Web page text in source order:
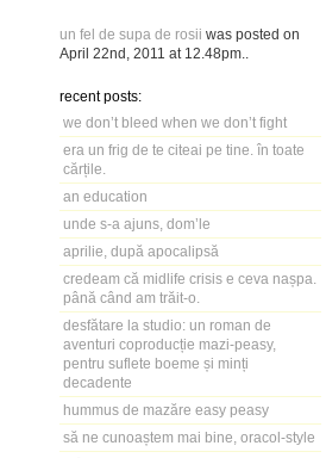
un fel de supa de rosii was posted on
April 22nd, 2011 at 12.48pm
recent posts:
we don’t bleed when we don’t fight
era un frig de te citeai pe tine. în toate
cărțile.
an education
unde s-a ajuns, dom’le
aprilie, după apocalipsă
credeam că midlife crisis e ceva nașpa.
până când am trăit-o.
desfătare la studio: un roman de
aventuri coproducție mazi-peasy,
pentru suflete boeme și minți
decadente
hummus de mazăre easy peasy
să ne cunoaștem mai bine, oracol-style